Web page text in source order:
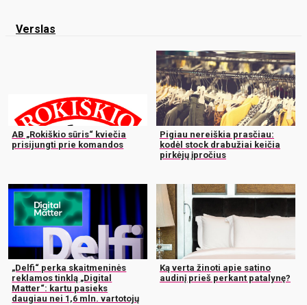
Verslas
AB „Rokiškio sūris“ kviečia
prisijungti prie komandos
Pigiau nereiškia prasčiau:
kodėl stock drabužiai keičia
pirkėjų įpročius
„Delfi“ perka skaitmeninės
reklamos tinklą „Digital
Matter“: kartu pasieks
daugiau nei 1,6 mln. vartotojų
Ką verta žinoti apie satino
audinį prieš perkant patalynę?